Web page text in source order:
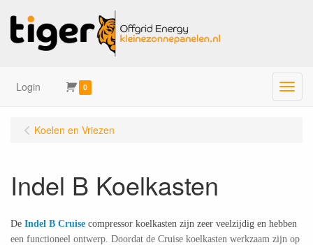
Login 0 Menu
Koelen en Vriezen
Indel B Koelkasten
De Indel B Cruise compressor koelkasten zijn zeer veelzijdig en hebben
een functioneel ontwerp. Doordat de Cruise koelkasten werkzaam zijn op